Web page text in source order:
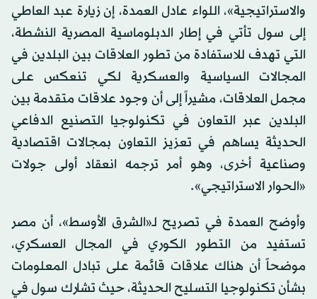
والاستراتيجية»، اللواء عادل العمدة، إن زيارة عبد العاطي
إلى سول تأتي في إطار الدبلوماسية المصرية النشطة،
التي تهدف للاستفادة من تطور العلاقات بين البلدين في
المجالات السياسية والعسكرية لكي تنعكس على
مجمل العلاقات، مشيراً إلى أن وجود علاقات متقدمة بين
البلدين عبر التعاون في تكنولوجيا التصنيع الدفاعي
الحديثة يساهم في تعزيز التعاون بمجالات اقتصادية
وصناعية أخرى، وهو أمر ترجمه انعقاد أولى جولات
«الحوار الاستراتيجي».
وأوضح العمدة في تصريح لـ«الشرق الأوسط»، أن مصر
تستفيد من التطور الكوري في المجال العسكري،
موضحاً أن هناك علاقات قائمة على تبادل المعلومات
بشأن تكنولوجيا التسليح الحديثة، حيث تشارك سول في